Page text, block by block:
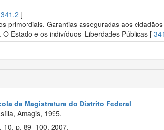
341.2 ]
primordiais. Garantias asseguradas aos
Estado e os indivíduos. Liberdades Públicas [
da Magistratura do Distrito Federal
Amagis, 1995.
10, p. 89–100, 2007.